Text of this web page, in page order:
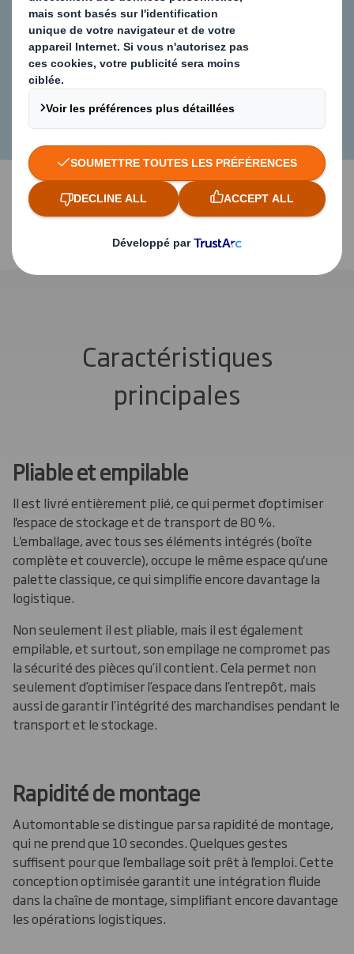
Découvrez notre caisse-palette pliable 100 % carton
ondulé qui permet de réduire de 80 % l'espace
nécessaire au stockage et au transport. Grâce à sa
conception légère et à son montage rapide en
seulement 10 secondes, elle est idéale pour les
opérations qui exigent de la souplesse.
Caractéristiques
principales
Pliable et empilable
Il est livré entièrement plié, ce qui permet d'optimiser
l'espace de stockage et de transport de 80 %.
L'emballage, avec tous ses éléments intégrés (boîte
complète et couvercle), occupe le même espace qu'une
palette classique, ce qui simplifie encore davantage la
logistique.
Non seulement il est pliable, mais il est également
empilable, et surtout, son empilage ne compromet pas
la sécurité des pièces qu’il contient. Cela permet non
seulement d’optimiser l’espace dans l’entrepôt, mais
aussi de garantir l’intégrité des marchandises pendant le
transport et le stockage.
Rapidité de montage
Automontable se distingue par sa rapidité de montage,
qui ne prend que 10 secondes. Quelques gestes
suffisent pour que l'emballage soit prêt à l'emploi. Cette
conception optimisée garantit une intégration fluide
dans la chaîne de montage, simplifiant encore davantage
les opérations logistiques.